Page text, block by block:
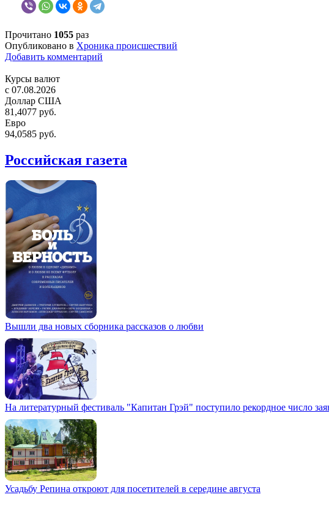
Прочитано 1055 раз
Опубликовано в Хроника происшествий
Добавить комментарий
Курсы валют
c 07.08.2026
Доллар США
81,4077 руб.
Евро
94,0585 руб.
Российская газета
Вышли два новых сборника рассказов о любви
На литературный фестиваль "Капитан Грэй" поступило рекордное число
Усадьбу Репина откроют для посетителей в середине августа